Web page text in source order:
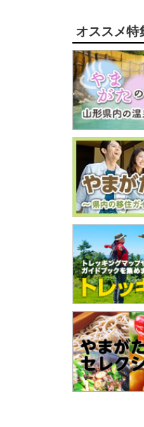
オススメ特